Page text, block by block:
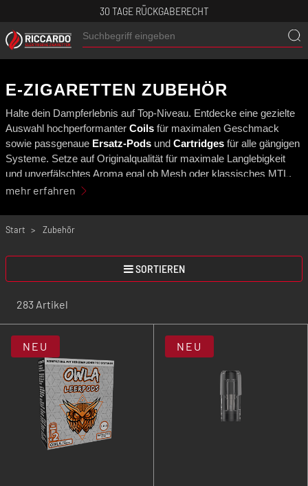
30 TAGE RÜCKGABERECHT
E-ZIGARETTEN ZUBEHÖR
Halte dein Dampferlebnis auf Top-Niveau. Entdecke eine gezielte
Auswahl hochperformanter Coils für maximalen Geschmack
sowie passgenaue Ersatz-Pods und Cartridges für alle gängigen
Systeme. Setze auf Originalqualität für maximale Langlebigkeit
und unverfälschtes Aroma egal ob Mesh oder klassisches MTL.
mehr erfahren
Start Zubehör
SORTIEREN
283 Artikel
NEU NEU